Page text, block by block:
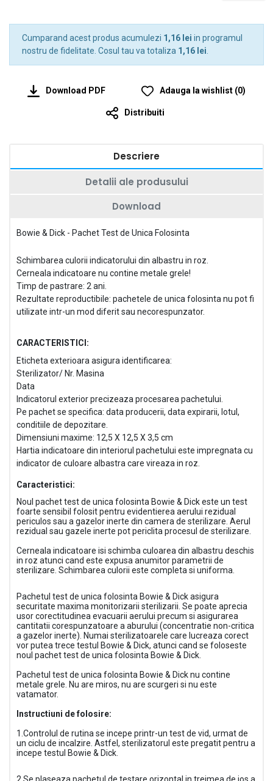
Cumparand acest produs acumulezi 1,16 lei in programul
nostru de fidelitate. Cosul tau va totaliza 1,16 lei
Download PDF Adauga la wishlist (0)
Distribuiti
Descriere
Detalii ale produsului
Download
Bowie & Dick - Pachet Test de Unica Folosinta
Schimbarea culorii indicatorului din albastru in roz.
Cerneala indicatoare nu contine metale grele!
Timp de pastrare: 2 ani.
Rezultate reproductibile: pachetele de unica folosinta nu pot fi
utilizate intr-un mod diferit sau necorespunzator.
CARACTERISTICI:
Eticheta exterioara asigura identificarea:
Sterilizator/ Nr. Masina
Data
Indicatorul exterior precizeaza procesarea pachetului.
Pe pachet se specifica: data producerii, data expirarii, lotul,
conditiile de depozitare.
Dimensiuni maxime: 12,5 X 12,5 X 3,5 cm
Hartia indicatoare din interiorul pachetului este impregnata cu
indicator de culoare albastra care vireaza in roz.
Caracteristici:
Noul pachet test de unica folosinta Bowie & Dick este un test
foarte sensibil folosit pentru evidentierea aerului rezidual
periculos sau a gazelor inerte din camera de sterilizare. Aerul
rezidual sau gazele inerte pot periclita procesul de sterilizare.
Cerneala indicatoare isi schimba culoarea din albastru deschis
in roz atunci cand este expusa anumitor parametrii de
sterilizare. Schimbarea culorii este completa si uniforma.
Pachetul test de unica folosinta Bowie & Dick asigura
securitate maxima monitorizarii sterilizarii. Se poate aprecia
usor corectitudinea evacuarii aerului precum si asigurarea
cantitatii corespunzatoare a aburului (concentratie non-critica
a gazelor inerte). Numai sterilizatoarele care lucreaza corect
vor putea trece testul Bowie & Dick, atunci cand se foloseste
noul pachet test de unica folosinta Bowie & Dick.
Pachetul test de unica folosinta Bowie & Dick nu contine
metale grele. Nu are miros, nu are scurgeri si nu este
vatamator.
Instructiuni de folosire:
1.Controlul de rutina se incepe printr-un test de vid, urmat de
un ciclu de incalzire. Astfel, sterilizatorul este pregatit pentru a
incepe testul Bowie & Dick.